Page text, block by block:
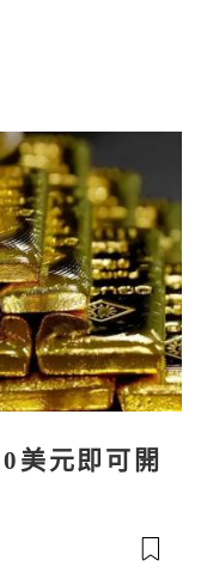
美元即可開